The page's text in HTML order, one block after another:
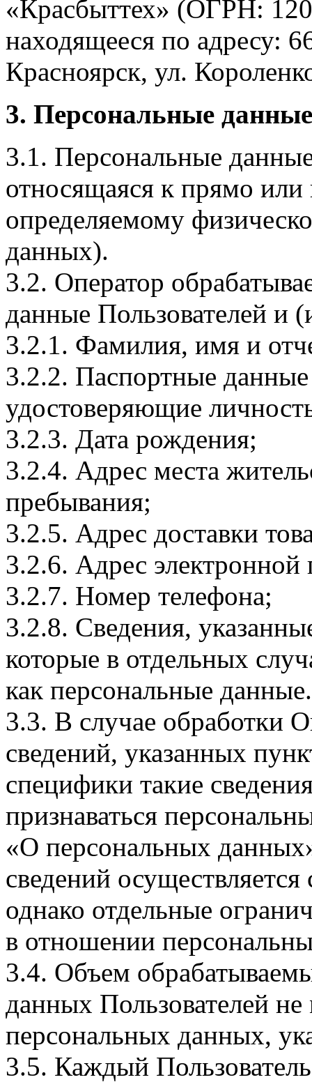
«Красбыттех» (ОГРН:
находящееся по адресу:
Красноярск, ул.
3. Персональные
3.1. Персональные
относящаяся к прямо
определяемому
данных).
3.2. Оператор
данные Пользователей и
3.2.1. Фамилия, имя и
3.2.2. Паспортные
удостоверяющие
3.2.3. Дата рождения;
3.2.4. Адрес места
пребывания;
3.2.5. Адрес доставки
3.2.6. Адрес электронной
3.2.7. Номер телефона;
3.2.8. Сведения,
которые в отдельных
как персональные данные.
3.3. В случае обработки
сведений, указанных
специфики такие
признаваться
«О персональных
сведений
однако отдельные
в отношении
3.4. Объем
данных Пользователей
персональных данных,
3.5. Каждый